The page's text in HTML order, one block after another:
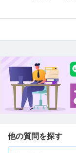
他の質問を探す